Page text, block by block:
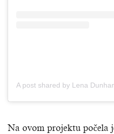
Na ovom projektu počela